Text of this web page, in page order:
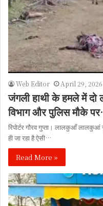
Web Editor April 29, 2026
जंगली हाथी के हमले में दो
विभाग और पुलिस मौके
रिपोर्टर गौरव गुप्ता। लालकुआँ लालकुआं
ही जा रहा है ऐसी…
Read More »